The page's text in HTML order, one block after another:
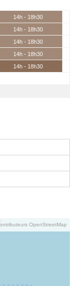
14h - 18h30
14h - 18h30
14h - 18h30
14h - 18h30
14h - 18h30
OpenStreetMap